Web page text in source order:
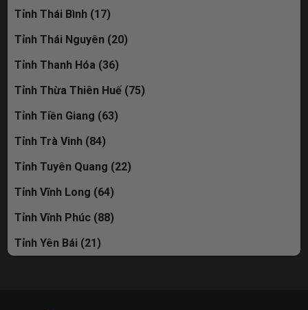
Tỉnh Thái Bình (17)
Tỉnh Thái Nguyên (20)
Tỉnh Thanh Hóa (36)
Tỉnh Thừa Thiên Huế (75)
Tỉnh Tiền Giang (63)
Tỉnh Trà Vinh (84)
Tỉnh Tuyên Quang (22)
Tỉnh Vĩnh Long (64)
Tỉnh Vĩnh Phúc (88)
Tỉnh Yên Bái (21)